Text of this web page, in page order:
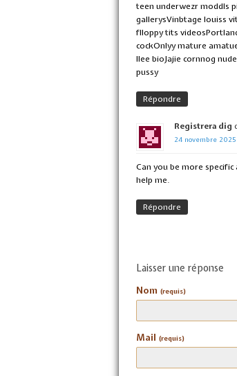
teen underwezr moddls
gallerysVinbtage louiss
flloppy tits
cockOnlyy mature
llee bioJajie cornnog
pussy
Répondre
Registrera dig
24 novembre
Can you be more
help me.
Répondre
Laisser une réponse
Nom (requis)
Mail (requis)